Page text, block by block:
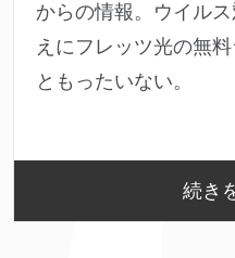
からの情報。ウイル
えにフレッツ光の無
ともったいない。
続き